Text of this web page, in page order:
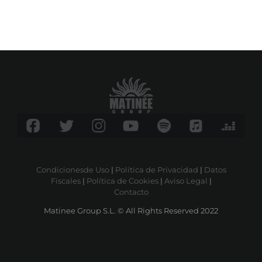
Condicionesde Uso| Política de Privacidad | Datos
Fiscales| Política de Cookies| Aviso Legal |
Contacto
Matinee Group S.L. © All Rights Reserved 2022